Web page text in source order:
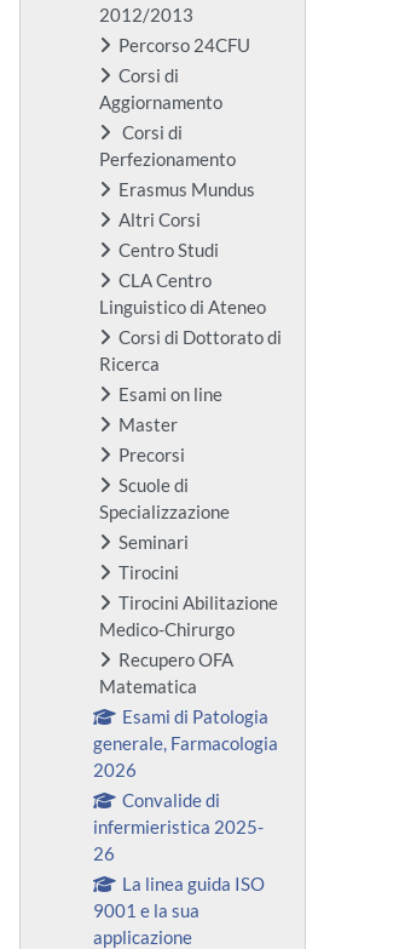
2012/2013
Percorso 24CFU
Corsi di
Aggiornamento
Corsi di
Perfezionamento
Erasmus Mundus
Altri Corsi
Centro Studi
CLA Centro
Linguistico di Ateneo
Corsi di Dottorato di
Ricerca
Esami on line
Master
Precorsi
Scuole di
Specializzazione
Seminari
Tirocini
Tirocini Abilitazione
Medico-Chirurgo
Recupero OFA
Matematica
Esami di Patologia
generale, Farmacologia
2026
Convalide di
infermieristica 2025-
26
La linea guida ISO
9001 e la sua
applicazione